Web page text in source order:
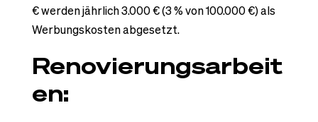
€ werden jährlich 3.000 € (3 % von 100.000 €) als
Werbungskosten abgesetzt.
Renovierungsarbeit
en: